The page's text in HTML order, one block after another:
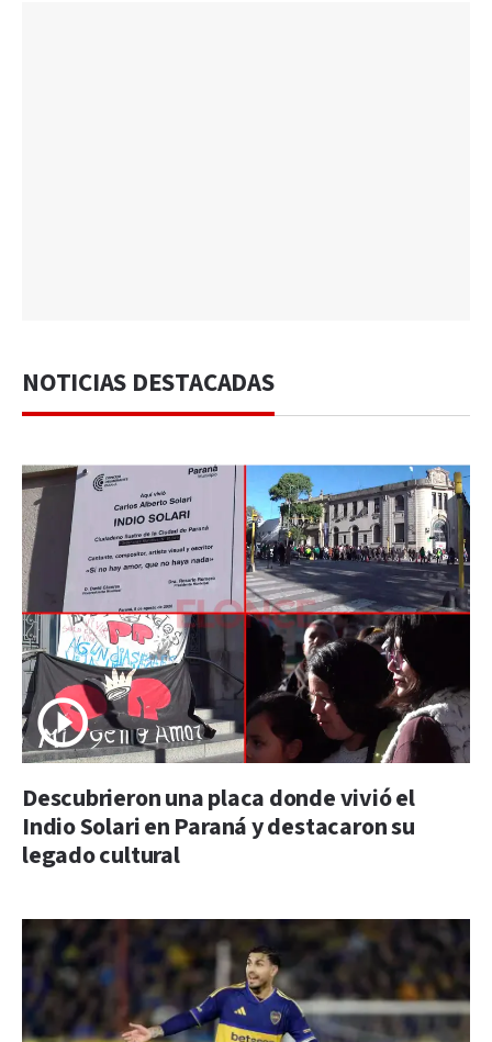
NOTICIAS DESTACADAS
Descubrieron una placa donde vivió el
Indio Solari en Paraná y destacaron su
legado cultural